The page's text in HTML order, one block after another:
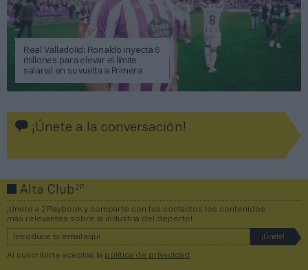
Real Valladolid: Ronaldo inyecta 6
millones para elevar el límite
salarial en su vuelta a Primera
¡Únete a la conversación!
Alta Club2P
¡Únete a 2Playbook y comparte con tus contactos los contenidos
más relevantes sobre la industria del deporte!
Al suscribirte aceptas la política de privacidad .